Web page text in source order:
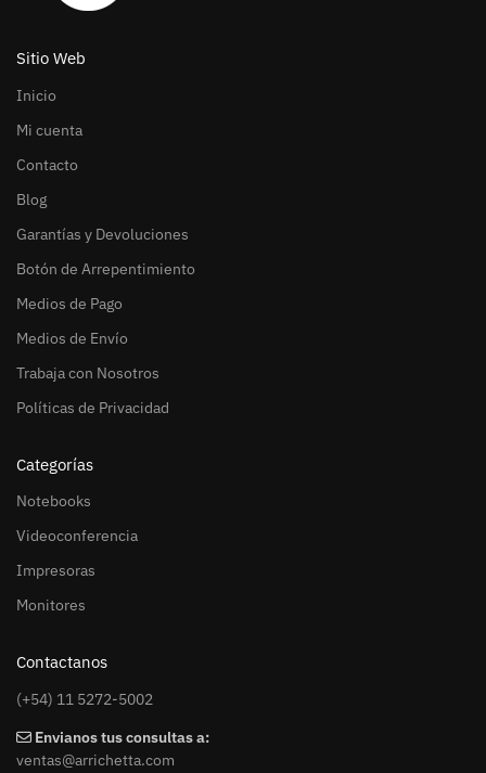
Sitio Web
Inicio
Mi cuenta
Contacto
Blog
Garantías y Devoluciones
Botón de Arrepentimiento
Medios de Pago
Medios de Envío
Trabaja con Nosotros
Políticas de Privacidad
Categorías
Notebooks
Videoconferencia
Impresoras
Monitores
Contactanos
(+54) 11 5272-5002
Envianos tus consultas a:
ventas@arrichetta.com